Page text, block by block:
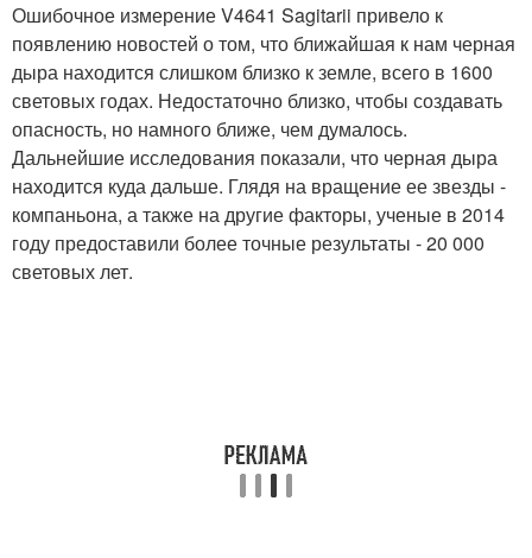
Ошибочное измерение V4641 Sagitarii привело к
появлению новостей о том, что ближайшая к нам черная
дыра находится слишком близко к земле, всего в 1600
световых годах. Недостаточно близко, чтобы создавать
опасность, но намного ближе, чем думалось.
Дальнейшие исследования показали, что черная дыра
находится куда дальше. Глядя на вращение ее звезды -
компаньона, а также на другие факторы, ученые в 2014
году предоставили более точные результаты - 20 000
световых лет.